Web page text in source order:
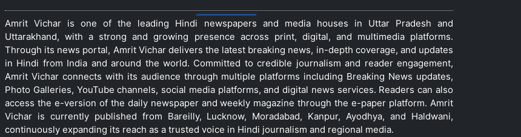
Amrit Vichar is one of the leading Hindi newspapers and media houses in Uttar Pradesh and
Uttarakhand, with a strong and growing presence across print, digital, and multimedia platforms.
Through its news portal, Amrit Vichar delivers the latest breaking news, in-depth coverage, and updates
in Hindi from India and around the world. Committed to credible journalism and reader engagement,
Amrit Vichar connects with its audience through multiple platforms including Breaking News updates,
Photo Galleries, YouTube channels, social media platforms, and digital news services. Readers can also
access the e-version of the daily newspaper and weekly magazine through the e-paper platform. Amrit
Vichar is currently published from Bareilly, Lucknow, Moradabad, Kanpur, Ayodhya, and Haldwani,
continuously expanding its reach as a trusted voice in Hindi journalism and regional media.